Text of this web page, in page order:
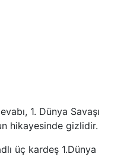
1. Dünya Savaşı
hikayesinde gizlidir.
üç kardeş 1.Dünya